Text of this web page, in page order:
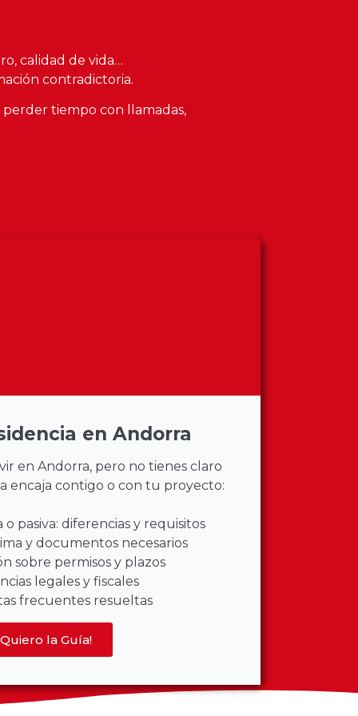
calidad de vida…
contradictoria.
tiempo con llamadas,
en Andorra
en Andorra, pero no tienes claro
encaja contigo o con tu proyecto:
o pasiva: diferencias y requisitos
y documentos necesarios
sobre permisos y plazos
legales y fiscales
frecuentes resueltas
la Guía!